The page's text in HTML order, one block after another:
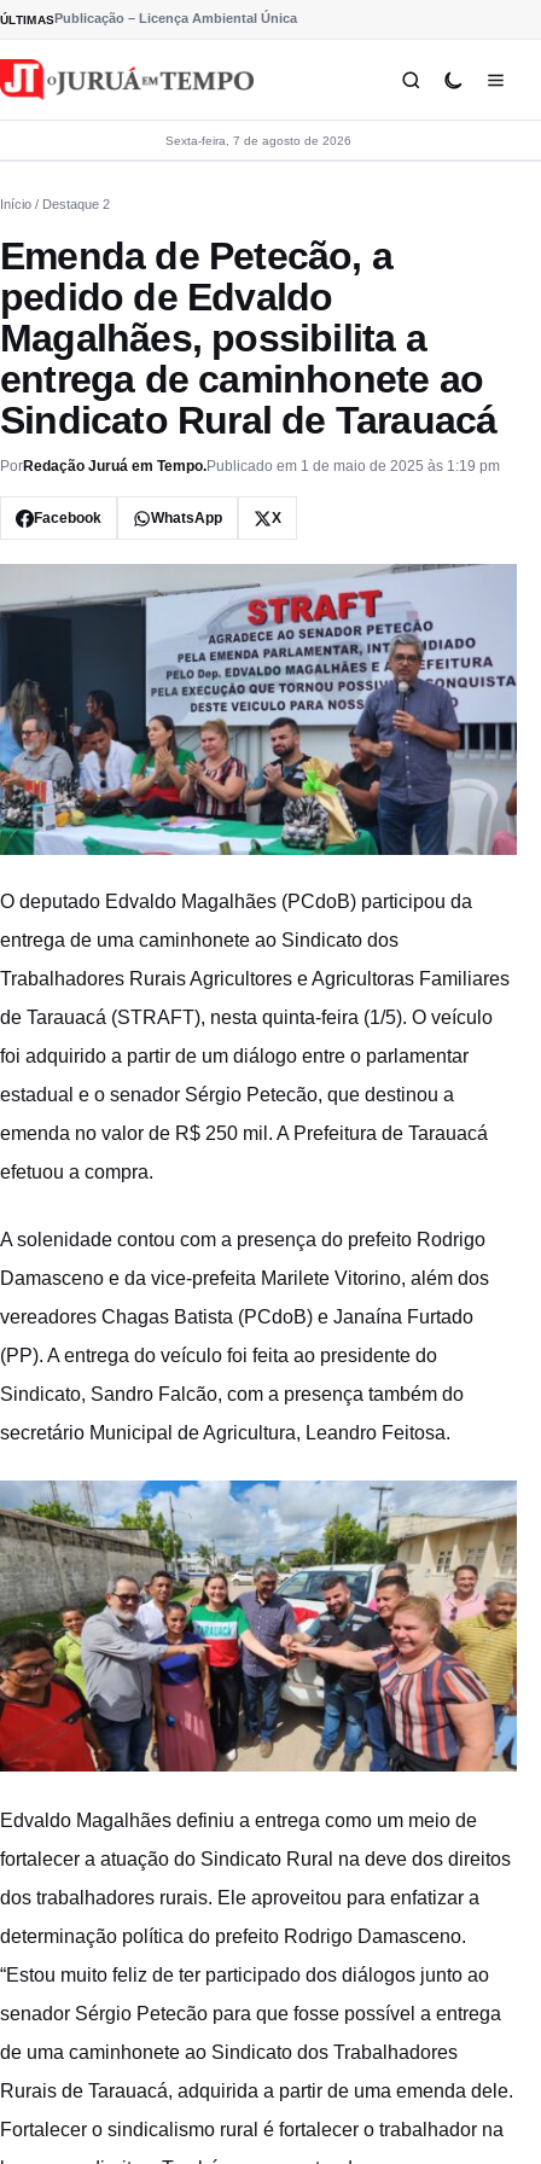
Pular para o conteúdo
ÚLTIMASPublicação – Licença Ambiental Única
Sexta-feira, 7 de agosto de 2026
Início / Destaque 2
Emenda de Petecão, a
pedido de Edvaldo
Magalhães, possibilita a
entrega de caminhonete ao
Sindicato Rural de Tarauacá
PorRedação Juruá em Tempo.Publicado em 1 de maio de 2025 às 1:19 pm
Facebook WhatsApp X
O deputado Edvaldo Magalhães (PCdoB) participou da
entrega de uma caminhonete ao Sindicato dos
Trabalhadores Rurais Agricultores e Agricultoras Familiares
de Tarauacá (STRAFT), nesta quinta-feira (1/5). O veículo
foi adquirido a partir de um diálogo entre o parlamentar
estadual e o senador Sérgio Petecão, que destinou a
emenda no valor de R$ 250 mil. A Prefeitura de Tarauacá
efetuou a compra.
A solenidade contou com a presença do prefeito Rodrigo
Damasceno e da vice-prefeita Marilete Vitorino, além dos
vereadores Chagas Batista (PCdoB) e Janaína Furtado
(PP). A entrega do veículo foi feita ao presidente do
Sindicato, Sandro Falcão, com a presença também do
secretário Municipal de Agricultura, Leandro Feitosa.
Edvaldo Magalhães definiu a entrega como um meio de
fortalecer a atuação do Sindicato Rural na deve dos direitos
dos trabalhadores rurais. Ele aproveitou para enfatizar a
determinação política do prefeito Rodrigo Damasceno.
“Estou muito feliz de ter participado dos diálogos junto ao
senador Sérgio Petecão para que fosse possível a entrega
de uma caminhonete ao Sindicato dos Trabalhadores
Rurais de Tarauacá, adquirida a partir de uma emenda dele.
Fortalecer o sindicalismo rural é fortalecer o trabalhador na